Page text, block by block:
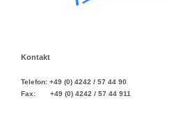
Kontakt
Telefon: +49 (0) 4242 / 57 44 90
Fax: +49 (0) 4242 / 57 44 911